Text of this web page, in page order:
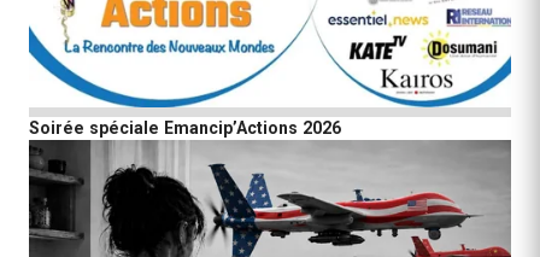
Soirée spéciale Emancip’Actions 2026